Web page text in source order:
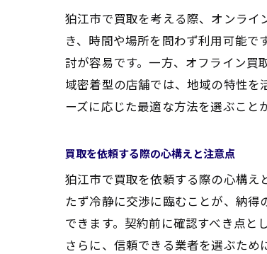
狛江市で買取を考える際、オンラ
き、時間や場所を問わず利用可能
討が容易です。一方、オフライン買
域密着型の店舗では、地域の特性
ーズに応じた最適な方法を選ぶこと
買取を依頼する際の心構えと注意点
狛江市で買取を依頼する際の心構
たず冷静に交渉に臨むことが、納
できます。契約前に確認すべき点
さらに、信頼できる業者を選ぶた